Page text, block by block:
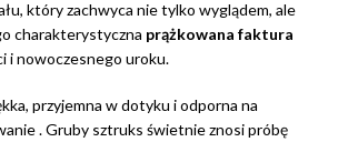
który zachwyca nie tylko wyglądem, ale
charakterystyczna prążkowana faktura
i nowoczesnego uroku.
przyjemna w dotyku i odporna na
. Gruby sztruks świetnie znosi próbę